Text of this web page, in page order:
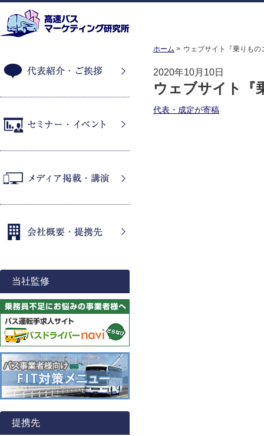
ホーム ウェブサイト『乗りもの
2020年10月10日
ウェブサイト『
代表・成定が寄稿
当社監修
提携先